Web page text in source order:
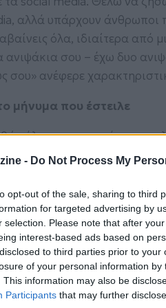
- Do Not Process My
opt-out of the sale, sharing to third
for targeted advertising by
selection. Please note that after
interest-based ads based on
to third parties prior to
of your personal information by
This information may also be
Participants that may further
αλλά υπάρχουν άνθρωποι
όλα, ιδιαίτερα από
ανιψάκια σου – έχω δυο
σου» ανέφερε
μήνυμα που έστειλε
όλο και περισσότεροι
social media και την
πιο προσωπικό αλλά και
επιστροφής σε μια πιο